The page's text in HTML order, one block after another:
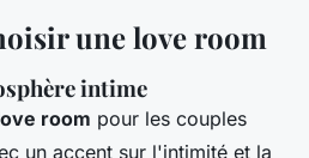
une love room
intime
room pour les couples
un accent sur l'intimité et la